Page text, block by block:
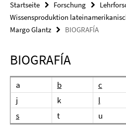
Startseite Forschung
Wissensproduktion
Margo Glantz
BIOGRAFÍA
BIOGRAFÍA
a b c
j
k l
s
t u